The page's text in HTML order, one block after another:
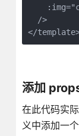
  />
</
添加
在此代码实
义中添加一